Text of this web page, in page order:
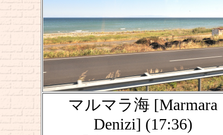
マルマラ海 [Marmara
Denizi] (17:36)